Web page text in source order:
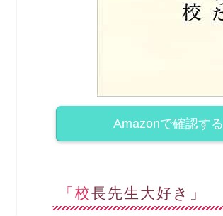
Amazonで確認する
「校長先生大好き」